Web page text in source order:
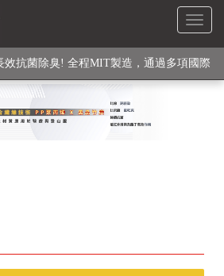
Toggle
維素材), 機能貼身衣物No. 1
效抗菌除臭! 全程MIT製造，通過多項國際
檢驗
維長效PP能量護膝! 支撐. 包覆感. 超透氣.